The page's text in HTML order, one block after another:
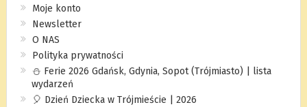
Moje konto
Newsletter
O NAS
Polityka prywatności
⛄️ Ferie 2026 Gdańsk, Gdynia, Sopot (Trójmiasto) | lista
wydarzeń
🎈 Dzień Dziecka w Trójmieście | 2026